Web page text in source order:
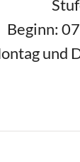
Beginn:
und